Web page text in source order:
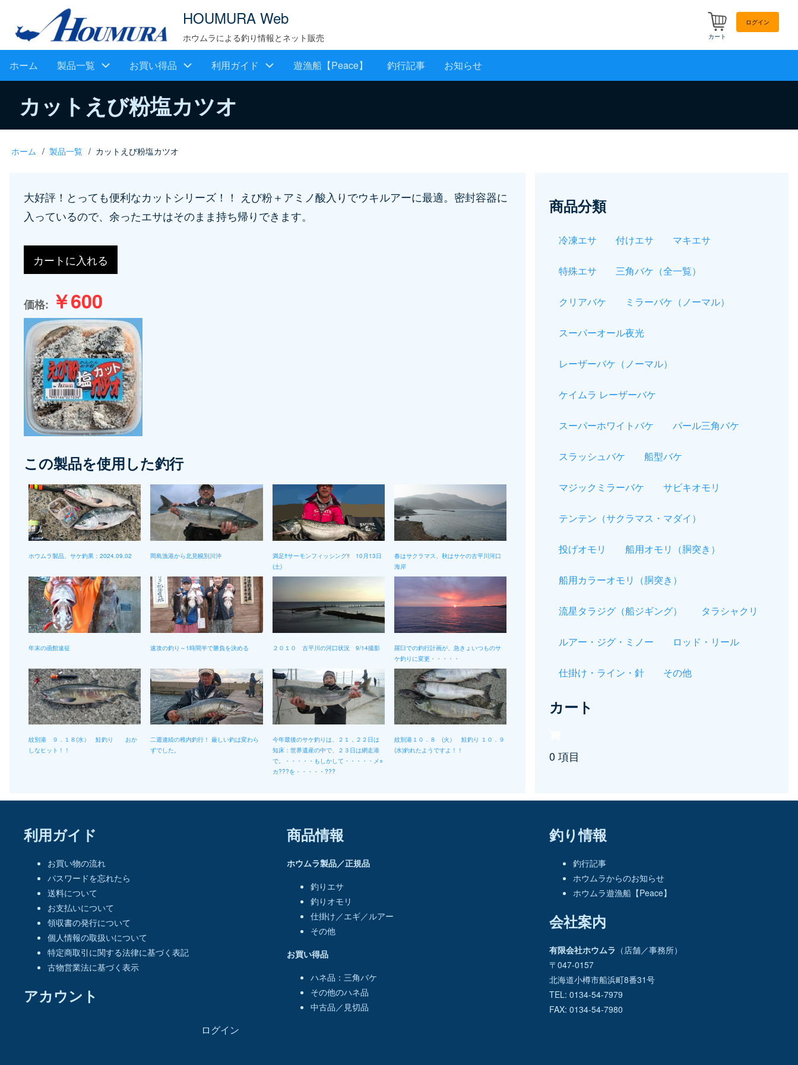
ン
コ
ン
HOUMURA Web
ホウムラによる釣り情報とネット販売 カート
ログイン
メ
ナ
ホーム 製品一覧 お買い得品 利用ガイド 遊漁船【Peace】 釣行記事 お知らせ
カットえび粉塩カツオ
パホーム 製品一覧 カットえび粉塩カツオ
大好評！とっても便利なカットシリーズ！！ えび粉＋アミノ酸入りでウキルアーに最適。密封容器に
入っているので、余ったエサはそのまま持ち帰りできます。
価格 ￥600
この製品を使用した釣行
ホウムラ製品、サケ釣果：2024.09.02 岡島漁港から北見幌別川沖
満足‼️サーモンフィッシング‼️ 10月13日
(土)
春はサクラマス、秋はサケの古平川河口
海岸
年末の函館遠征 速攻の釣り～1時間半で勝負を決める ２０１０ 古平川の河口状況 9/14撮影
羅臼での釣行計画が、急きょいつものサ
ケ釣りに変更・・・・・
紋別港 ９．１８(水） 鮭釣り おか
しなヒット！！
二週連続の稚内釣行！ 厳しい釣は変わら
ずでした。
今年最後のサケ釣りは、２１，２２日は
知床：世界遺産の中で、２３日は網走港
で。・・・・・もしかして・・・・・メ○
カ???を・・・・・???
紋別港１０．８ (火） 鮭釣り １０．９
(水)釣れたようですよ！！
商品分類
冷凍エサ 付けエサ マキエサ
特殊エサ 三角バケ（全一覧）
クリアバケ ミラーバケ（ノーマル）
スーパーオール夜光
レーザーバケ（ノーマル）
ケイムラ レーザーバケ
スーパーホワイトバケ パール三角バケ
スラッシュバケ 船型バケ
マジックミラーバケ サビキオモリ
テンテン（サクラマス・マダイ）
投げオモリ 船用オモリ（胴突き）
船用カラーオモリ（胴突き）
流星タラジグ（船ジギング） タラシャクリ
ルアー・ジグ・ミノー ロッド・リール
仕掛け・ライン・針 その他
カート
0 項目
利用ガイド
お買い物の流れ
パスワードを忘れたら
送料について
お支払いについて
領収書の発行について
個人情報の取扱いについて
特定商取引に関する法律に基づく表記
古物営業法に基づく表示
アカウント
ログイン
商品情報
ホウムラ製品／正規品
釣りエサ
釣りオモリ
仕掛け／エギ／ルアー
その他
お買い得品
ハネ品：三角バケ
その他のハネ品
中古品／見切品
釣り情報
釣行記事
ホウムラからのお知らせ
ホウムラ遊漁船【Peace】
会社案内
有限会社ホウムラ （店舗／事務所）
〒047-0157
北海道小樽市船浜町8番31号
TEL: 0134-54-7979
FAX: 0134-54-7980